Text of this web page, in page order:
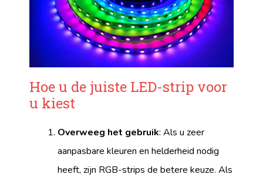
Hoe u de juiste LED-strip voor
u kiest
Overweeg het gebruik: Als u zeer
aanpasbare kleuren en helderheid nodig
heeft, zijn RGB-strips de betere keuze. Als